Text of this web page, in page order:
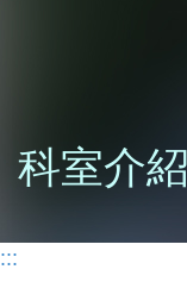
科室介紹
:::